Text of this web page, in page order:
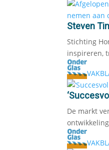
Steven
Stichting
inspireren,
De markt